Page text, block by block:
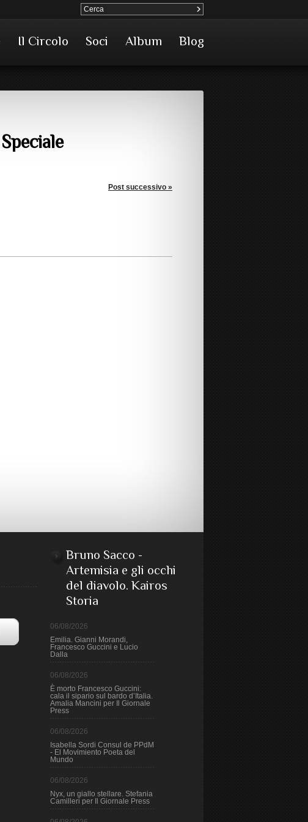
Il Circolo Soci Album Blog
Post successivo »
Bruno Sacco -
Artemisia e gli occhi
del diavolo. Kairos
Storia
06/08/2026
Emilia. Gianni Morandi,
Francesco Guccini e Lucio
Dalla
06/08/2026
È morto Francesco Guccini:
cala il sipario sul bardo d’Italia.
Amalia Mancini per Il Giornale
Press
06/08/2026
Isabella Sordi Consul de PPdM
- El Movimiento Poeta del
Mundo
06/08/2026
Nyx, un giallo stellare. Stefania
Camilleri per Il Giornale Press